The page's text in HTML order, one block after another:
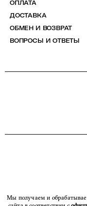
ОПЛАТА
ДОСТАВКА
ОБМЕН И ВОЗВРАТ
ВОПРОСЫ И ОТВЕТЫ
Мы получаем и